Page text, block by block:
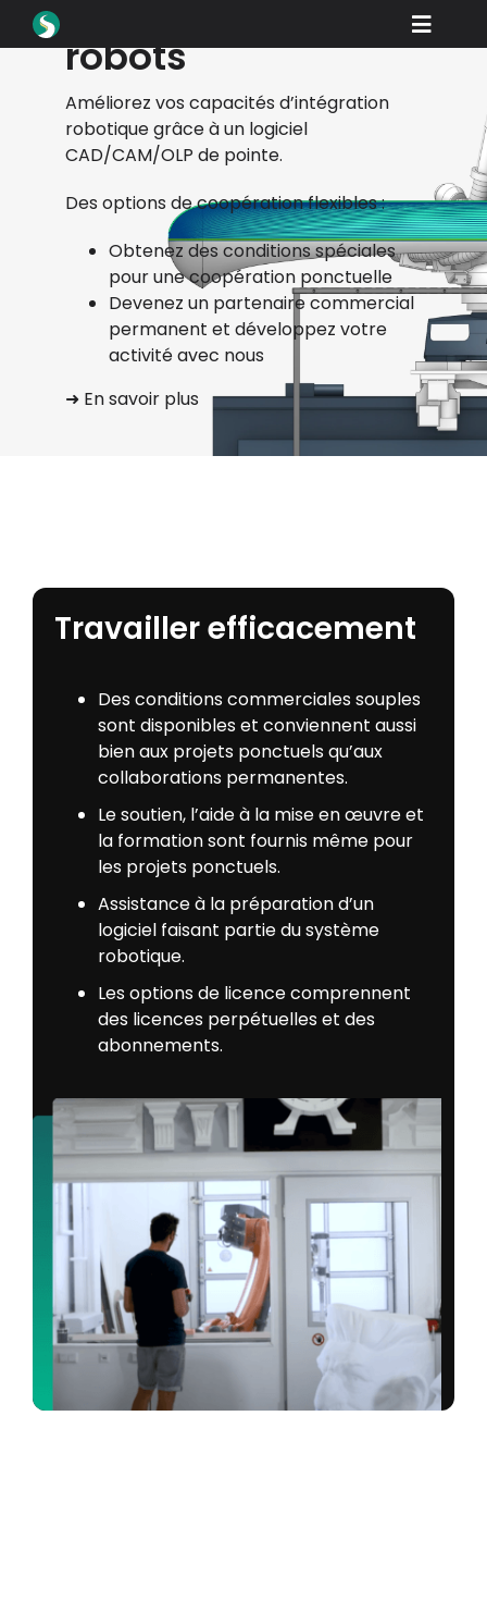
content
Toggle
Produits
Téléchargements
Comment acheter
robots
Améliorez vos capacités d’intégration
robotique grâce à un logiciel
CAD/CAM/OLP de pointe.
Des options de coopération flexibles :
Obtenez des conditions spéciales
pour une coopération ponctuelle
Devenez un partenaire commercial
permanent et développez votre
activité avec nous
➜ En savoir plus
Travailler efficacement
Des conditions commerciales souples
sont disponibles et conviennent aussi
bien aux projets ponctuels qu’aux
collaborations permanentes.
Le soutien, l’aide à la mise en œuvre et
la formation sont fournis même pour
les projets ponctuels.
Assistance à la préparation d’un
logiciel faisant partie du système
robotique.
Les options de licence comprennent
des licences perpétuelles et des
abonnements.